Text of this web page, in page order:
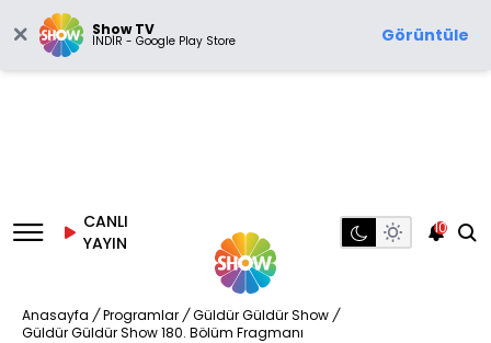
Show TV
İNDİR - Google Play Store Görüntüle
CANLI
YAYIN
10
Anasayfa / Programlar / Güldür Güldür Show /
Güldür Güldür Show 180. Bölüm Fragmanı